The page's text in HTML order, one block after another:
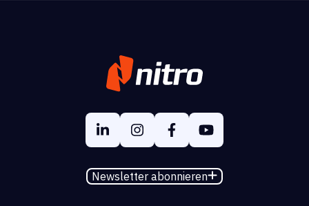
Newsletter abonnieren